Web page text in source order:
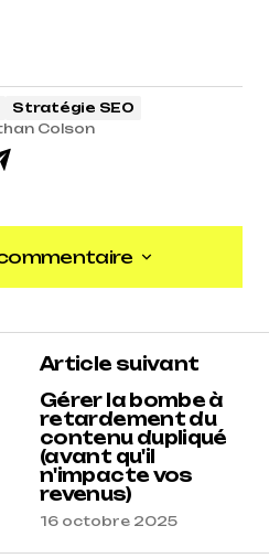
Stratégie SEO
Colson
Article suivant
Gérer la bombe à
retardement du
contenu dupliqué
(avant qu'il
n'impacte vos
revenus)
16 octobre 2025